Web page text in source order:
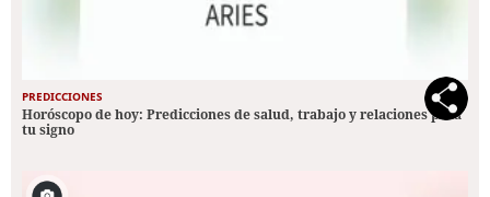
PREDICCIONES
Horóscopo de hoy: Predicciones de salud, trabajo y relaciones para
tu signo